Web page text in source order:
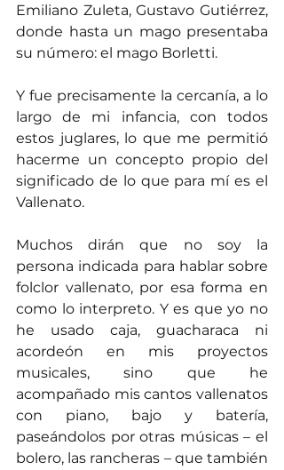
Emiliano Zuleta, Gustavo Gutiérrez,
donde hasta un mago presentaba
su número: el mago Borletti.
Y fue precisamente la cercanía, a lo
largo de mi infancia, con todos
estos juglares, lo que me permitió
hacerme un concepto propio del
significado de lo que para mí es el
Vallenato.
Muchos dirán que no soy la
persona indicada para hablar sobre
folclor vallenato, por esa forma en
como lo interpreto. Y es que yo no
he usado caja, guacharaca ni
acordeón en mis proyectos
musicales, sino que he
acompañado mis cantos vallenatos
con piano, bajo y batería,
paseándolos por otras músicas – el
bolero, las rancheras – que también